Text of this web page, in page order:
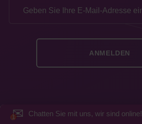
✉ Chatten Sie mit uns, wir sind online!